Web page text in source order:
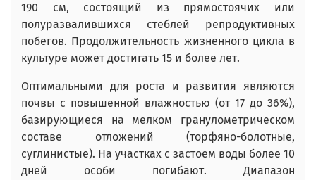
190 см, состоящий из прямостоячих или
полуразвалившихся стеблей репродуктивных
побегов. Продолжительность жизненного цикла в
культуре может достигать 15 и более лет.
Оптимальными для роста и развития являются
почвы с повышенной влажностью (от 17 до 36%),
базирующиеся на мелком гранулометрическом
составе отложений (торфяно-болотные,
суглинистые). На участках с застоем воды более 10
дней особи погибают. Диапазон